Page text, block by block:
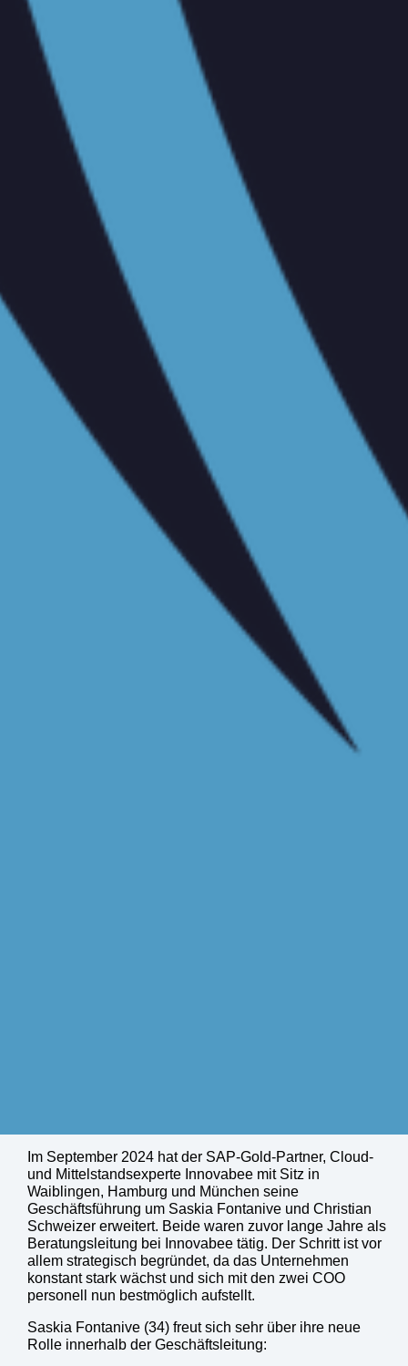
Im September 2024 hat der SAP-Gold-Partner, Cloud-
und Mittelstandsexperte Innovabee mit Sitz in
Waiblingen, Hamburg und München seine
Geschäftsführung um Saskia Fontanive und Christian
Schweizer erweitert. Beide waren zuvor lange Jahre als
Beratungsleitung bei Innovabee tätig. Der Schritt ist vor
allem strategisch begründet, da das Unternehmen
konstant stark wächst und sich mit den zwei COO
personell nun bestmöglich aufstellt.
Saskia Fontanive (34) freut sich sehr über ihre neue
Rolle innerhalb der Geschäftsleitung: